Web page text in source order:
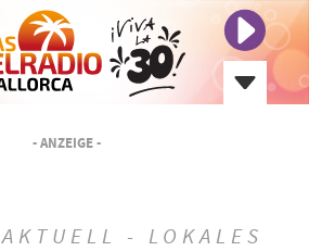
- ANZEIGE -
AKTUELL - LOKALES